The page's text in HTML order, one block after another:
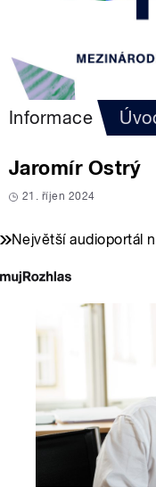
Informace
Jaromír Ostrý
21. říjen 2024
Největší audioportál